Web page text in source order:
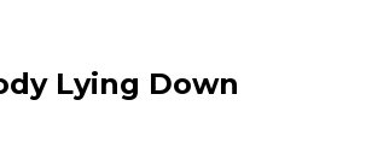
Lying Down